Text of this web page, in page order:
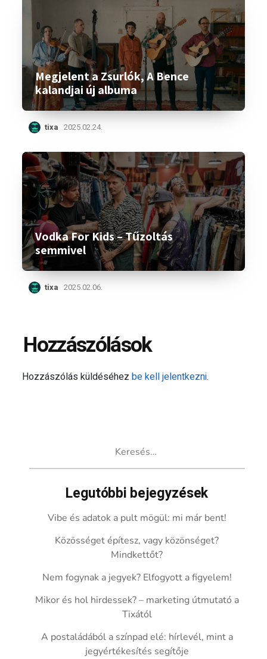
Megjelent a Zsurlók, A Bence
kalandjai új albuma
tixa 2025.02.24.
Vodka For Kids – Tűzoltás
semmivel
tixa 2025.02.06.
Hozzászólások
Hozzászólás küldéséhezbe kell jelentkezni.
Legutóbbi bejegyzések
Vibe és adatok a pult mögül: mi már bent!
Közösséget építesz, vagy közönséget?
Mindkettőt?
Nem fogynak a jegyek? Elfogyott a figyelem!
Mikor és hol hirdessek? – marketing útmutató a
Tixától
A postaládából a színpad elé: hírlevél, mint a
jegyértékesítés segítője